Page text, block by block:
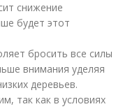
снижение
будет этот
бросить все силы
внимания уделяя
деревьев.
так как в условиях